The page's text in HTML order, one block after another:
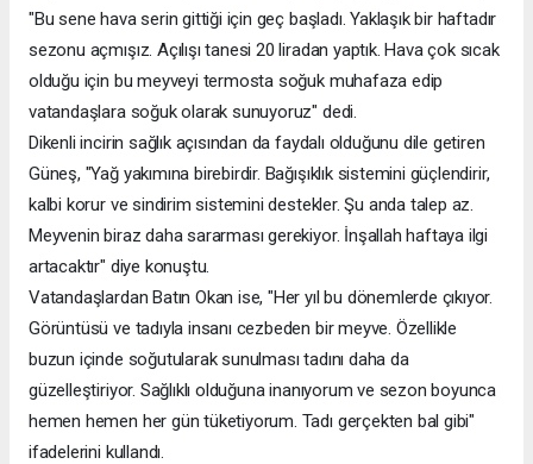
"Bu sene hava serin gittiği için geç başladı. Yaklaşık bir haftadır
sezonu açmışız. Açılışı tanesi 20 liradan yaptık. Hava çok sıcak
olduğu için bu meyveyi termosta soğuk muhafaza edip
vatandaşlara soğuk olarak sunuyoruz" dedi.
Dikenli incirin sağlık açısından da faydalı olduğunu dile getiren
Güneş, "Yağ yakımına birebirdir. Bağışıklık sistemini güçlendirir,
kalbi korur ve sindirim sistemini destekler. Şu anda talep az.
Meyvenin biraz daha sararması gerekiyor. İnşallah haftaya ilgi
artacaktır" diye konuştu.
Vatandaşlardan Batın Okan ise, "Her yıl bu dönemlerde çıkıyor.
Görüntüsü ve tadıyla insanı cezbeden bir meyve. Özellikle
buzun içinde soğutularak sunulması tadını daha da
güzelleştiriyor. Sağlıklı olduğuna inanıyorum ve sezon boyunca
hemen hemen her gün tüketiyorum. Tadı gerçekten bal gibi"
ifadelerini kullandı.